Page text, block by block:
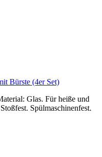
Bürste (4er Set)
Glas. Für heiße und
Spülmaschinenfest.